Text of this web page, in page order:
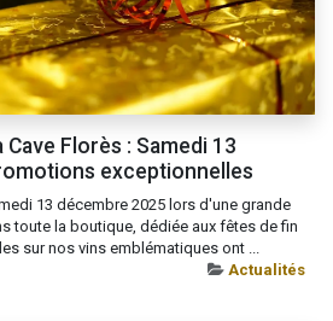
Florès : Samedi 13
exceptionnelles
13 décembre 2025 lors d'une grande
toute la boutique, dédiée aux fêtes de fin
sur nos vins emblématiques ont ...
Actualités